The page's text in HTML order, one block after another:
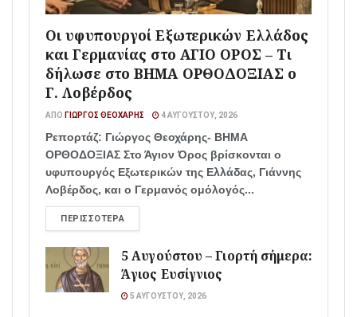
Οι υφυπουργοί Εξωτερικών Ελλάδος
και Γερμανίας στο ΑΓΙΟ ΟΡΟΣ – Τι
δήλωσε στο ΒΗΜΑ ΟΡΘΟΔΟΞΙΑΣ ο
Γ. Λοβέρδος
ΑΠΌ ΓΙΏΡΓΟΣ ΘΕΟΧΆΡΗΣ 4 ΑΥΓΟΎΣΤΟΥ, 2026
Ρεπορτάζ: Γιώργος Θεοχάρης- ΒΗΜΑ
ΟΡΘΟΔΟΞΙΑΣ Στο Άγιον Όρος βρίσκονται ο
υφυπουργός Εξωτερικών της Ελλάδας, Γιάννης
Λοβέρδος, και ο Γερμανός ομόλογός...
ΠΕΡΙΣΣΌΤΕΡΑ
5 Αυγούστου – Γιορτή σήμερα:
Άγιος Ευσίγνιος
5 ΑΥΓΟΎΣΤΟΥ, 2026